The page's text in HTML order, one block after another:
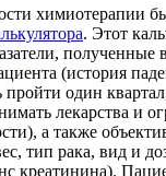
химиотерапии
. Этот
полученные
(история
пройти один
лекарства и
а также
тип рака, вид и
креатинина).